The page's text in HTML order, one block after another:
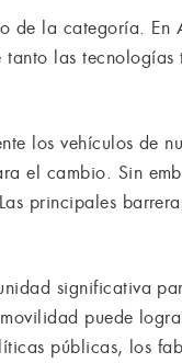
de la categoría.
las
los vehículos de
el cambio. Sin
principales
significativa
puede
públicas, los